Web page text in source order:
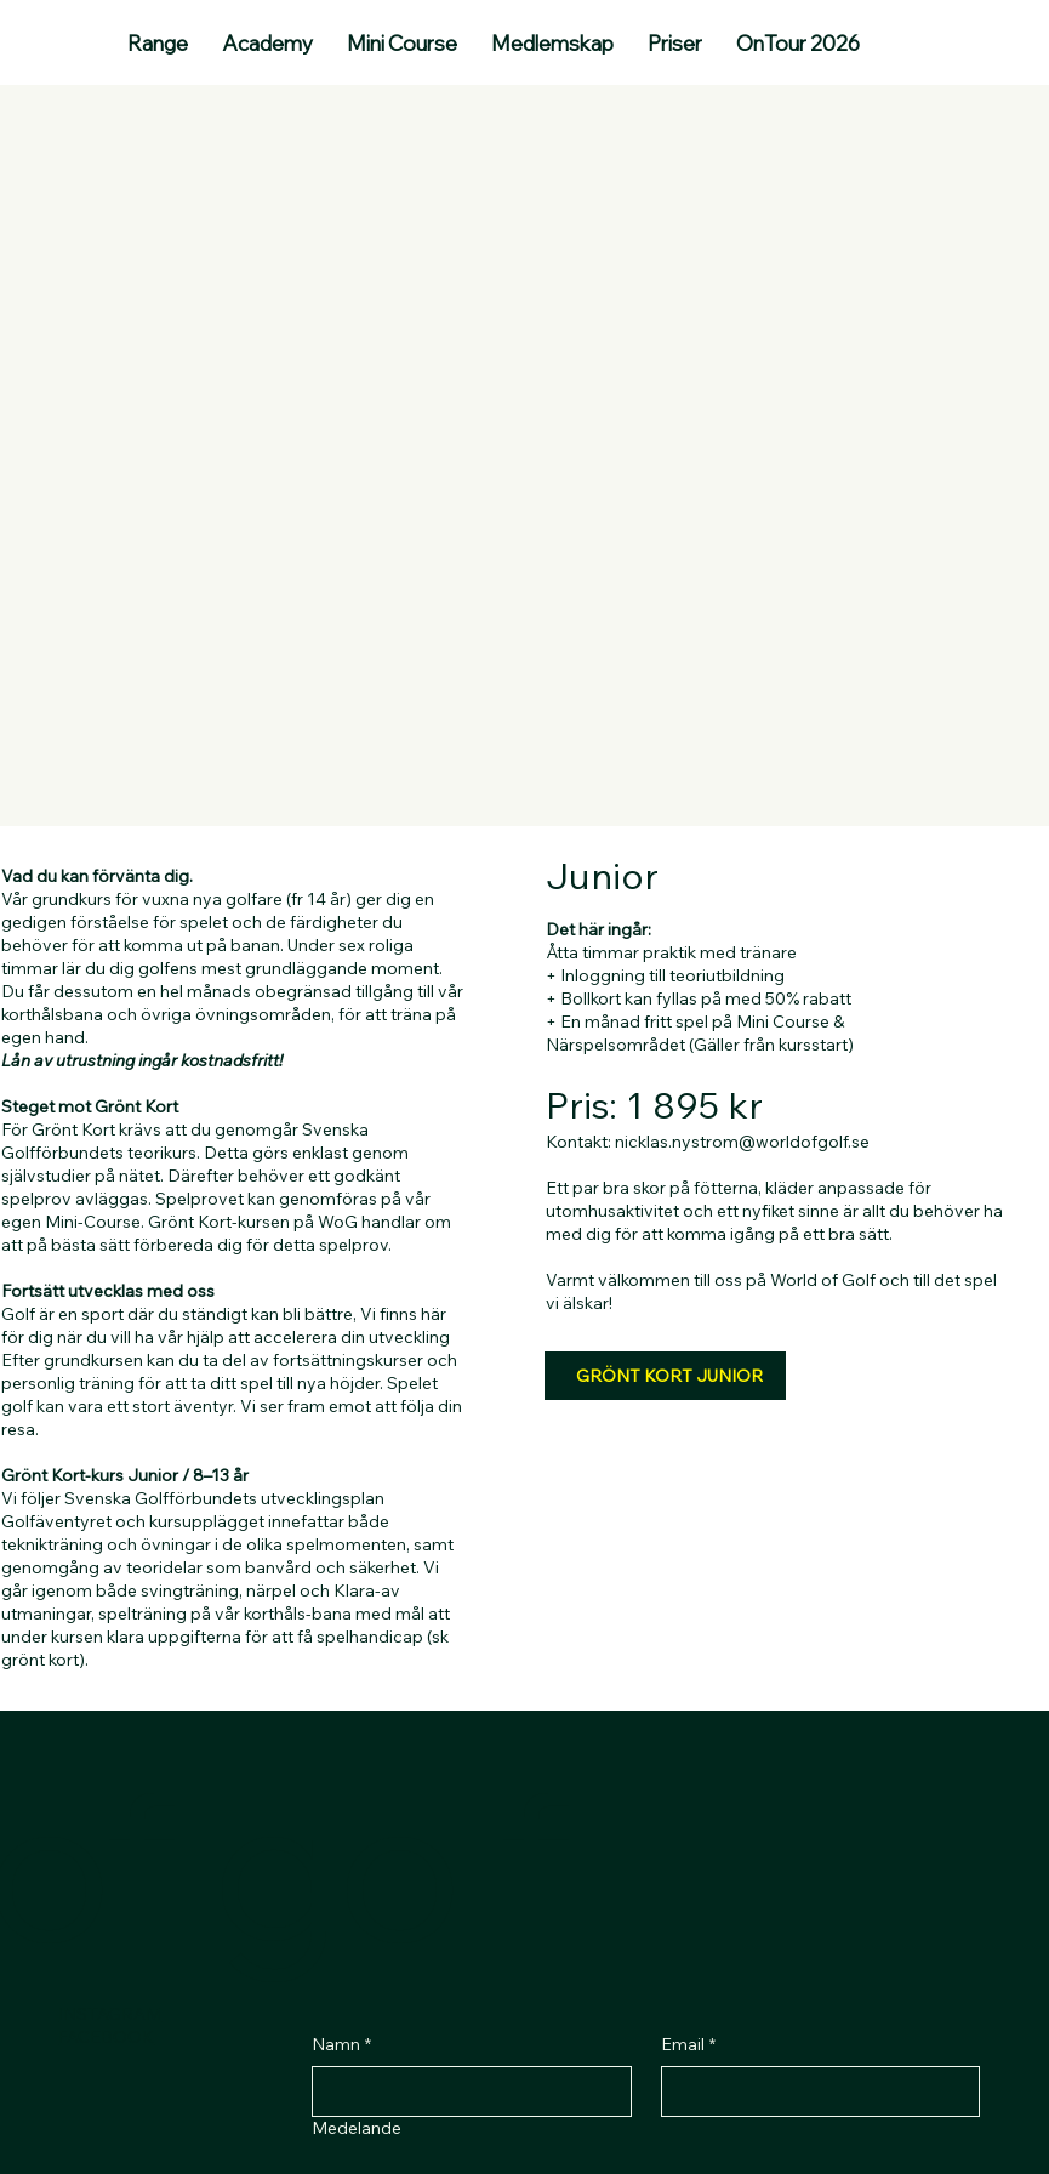
Range Academy Mini Course Medlemskap Priser OnTour 2026
Vad du kan förvänta dig.
Vår grundkurs för vuxna nya golfare (fr 14 år) ger dig en
gedigen förståelse för spelet och de färdigheter du
behöver för att komma ut på banan. Under sex roliga
timmar lär du dig golfens mest grundläggande moment.
Du får dessutom en hel månads obegränsad tillgång till vår
korthålsbana och övriga övningsområden, för att träna på
egen hand.
Lån av utrustning ingår kostnadsfritt!
Steget mot Grönt Kort
För Grönt Kort krävs att du genomgår Svenska
Golfförbundets teorikurs. Detta görs enklast genom
självstudier på nätet. Därefter behöver ett godkänt
spelprov avläggas. Spelprovet kan genomföras på vår
egen Mini-Course. Grönt Kort-kursen på WoG handlar om
att på bästa sätt förbereda dig för detta spelprov.
Fortsätt utvecklas med oss
Golf är en sport där du ständigt kan bli bättre, Vi finns här
för dig när du vill ha vår hjälp att accelerera din utveckling
Efter grundkursen kan du ta del av fortsättningskurser och
personlig träning för att ta ditt spel till nya höjder. Spelet
golf kan vara ett stort äventyr. Vi ser fram emot att följa din
resa.
Grönt Kort-kurs Junior / 8–13 år
Vi följer Svenska Golfförbundets utvecklingsplan
Golfäventyret och kursupplägget innefattar både
teknikträning och övningar i de olika spelmomenten, samt
genomgång av teoridelar som banvård och säkerhet. Vi
går igenom både svingträning, närpel och Klara-av
utmaningar, spelträning på vår korthåls-bana med mål att
under kursen klara uppgifterna för att få spelhandicap (sk
grönt kort).
Junior
Det här ingår:
Åtta timmar praktik med tränare
+ Inloggning till teoriutbildning
+ Bollkort kan fyllas på med 50% rabatt
+ En månad fritt spel på Mini Course &
Närspelsområdet (Gäller från kursstart)
Pris: 1 895 kr
Kontakt: nicklas.nystrom@worldofgolf.se
Ett par bra skor på fötterna, kläder anpassade för
utomhusaktivitet och ett nyfiket sinne är allt du behöver ha
med dig för att komma igång på ett bra sätt.
Varmt välkommen till oss på World of Golf och till det spel
vi älskar!
GRÖNT KORT JUNIOR
Namn * Email *
Medelande